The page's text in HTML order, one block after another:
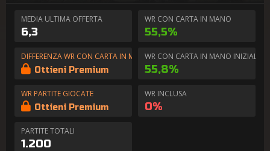
MEDIA ULTIMA OFFERTA
6,3
WR CON CARTA IN MANO
55,5%
DIFFERENZA WR CON CARTA IN MANO
Ottieni Premium
WR CON CARTA IN MANO INIZIALE
55,8%
WR PARTITE GIOCATE
Ottieni Premium
WR INCLUSA
0%
PARTITE TOTALI
1.200